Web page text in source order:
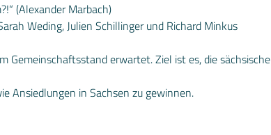
(Alexander Marbach)
Weding, Julien Schillinger und Richard Minkus
Gemeinschaftsstand erwartet. Ziel ist es, die sächsische
Ansiedlungen in Sachsen zu gewinnen.